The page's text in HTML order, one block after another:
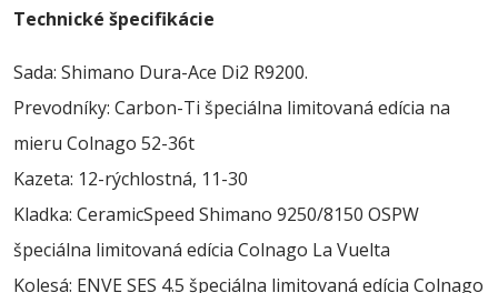
Technické špecifikácie
Sada: Shimano Dura-Ace Di2 R9200.
Prevodníky: Carbon-Ti špeciálna limitovaná edícia na
mieru Colnago 52-36t
Kazeta: 12-rýchlostná, 11-30
Kladka: CeramicSpeed Shimano 9250/8150 OSPW
špeciálna limitovaná edícia Colnago La Vuelta
Kolesá: ENVE SES 4.5 špeciálna limitovaná edícia Colnago